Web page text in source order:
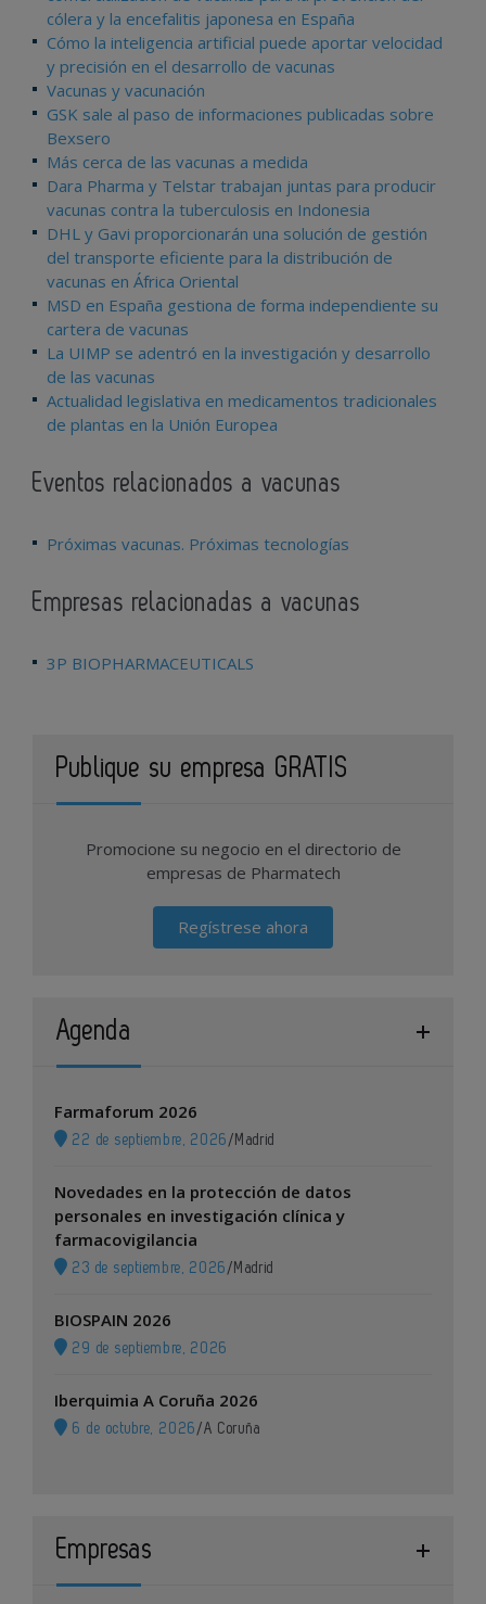
cólera y la encefalitis japonesa en España
Cómo la inteligencia artificial puede aportar velocidad
y precisión en el desarrollo de vacunas
Vacunas y vacunación
GSK sale al paso de informaciones publicadas sobre
Bexsero
Más cerca de las vacunas a medida
Dara Pharma y Telstar trabajan juntas para producir
vacunas contra la tuberculosis en Indonesia
DHL y Gavi proporcionarán una solución de gestión
del transporte eficiente para la distribución de
vacunas en África Oriental
MSD en España gestiona de forma independiente su
cartera de vacunas
La UIMP se adentró en la investigación y desarrollo
de las vacunas
Actualidad legislativa en medicamentos tradicionales
de plantas en la Unión Europea
Eventos relacionados a vacunas
Próximas vacunas. Próximas tecnologías
Empresas relacionadas a vacunas
3P BIOPHARMACEUTICALS
Publique su empresa GRATIS
Promocione su negocio en el directorio de
empresas de Pharmatech
Regístrese ahora
Agenda
Farmaforum 2026
22 de septiembre, 2026 / Madrid
Novedades en la protección de datos
personales en investigación clínica y
farmacovigilancia
23 de septiembre, 2026 / Madrid
BIOSPAIN 2026
29 de septiembre, 2026
Iberquimia A Coruña 2026
6 de octubre, 2026 /A Coruña
Empresas